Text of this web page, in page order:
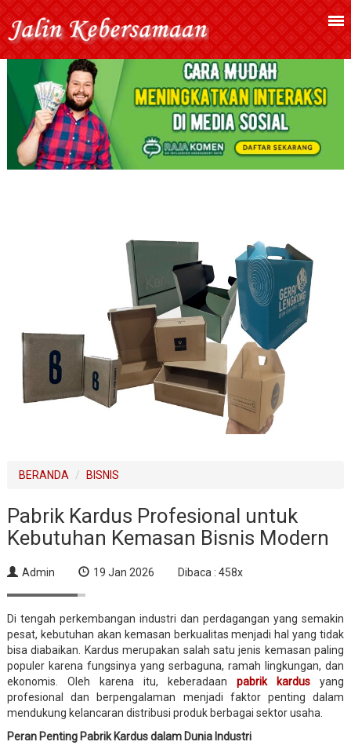
BERANDA BISNIS
Pabrik Kardus Profesional untuk
Kebutuhan Kemasan Bisnis Modern
Admin 19 Jan 2026 Dibaca : 458x
Di tengah perkembangan industri dan perdagangan yang semakin
pesat, kebutuhan akan kemasan berkualitas menjadi hal yang tidak
bisa diabaikan. Kardus merupakan salah satu jenis kemasan paling
populer karena fungsinya yang serbaguna, ramah lingkungan, dan
ekonomis. Oleh karena itu, keberadaanpabrik kardus yang
profesional dan berpengalaman menjadi faktor penting dalam
mendukung kelancaran distribusi produk berbagai sektor usaha.
Peran Penting Pabrik Kardus dalam Dunia Industri